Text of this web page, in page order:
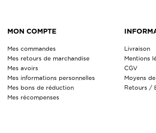
MON COMPTE
Mes commandes
Mes retours de marchandise
Mes avoirs
Mes informations personnelles
Mes bons de réduction
Mes récompenses
Livraison
Mentions
CGV
Moyens
Retours /